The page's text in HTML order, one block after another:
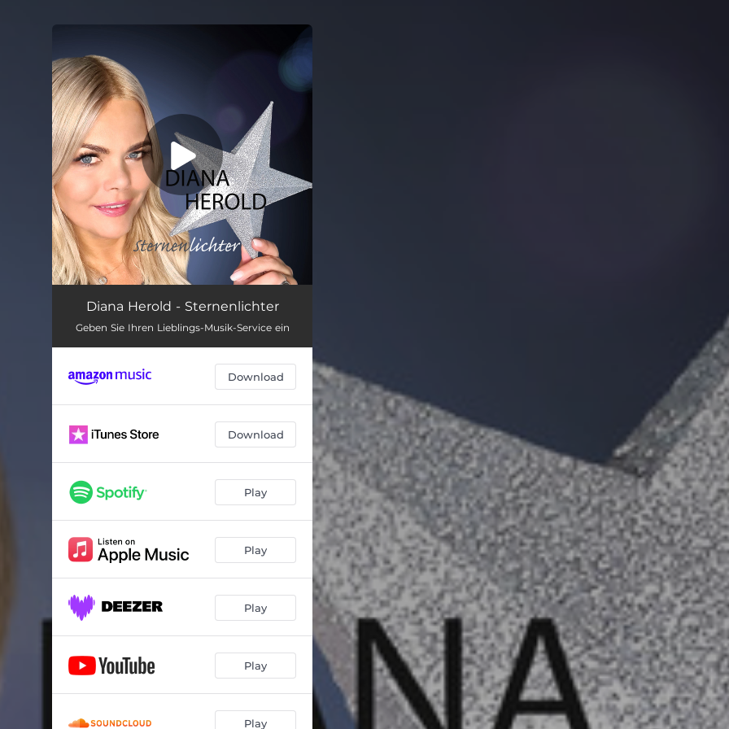
You're all set!
Sternenlichter 03:58
Diana Herold - Sternenlichter
Geben Sie Ihren Lieblings-Musik-Service ein
Download
Download
Play
Play
Play
Play
Play